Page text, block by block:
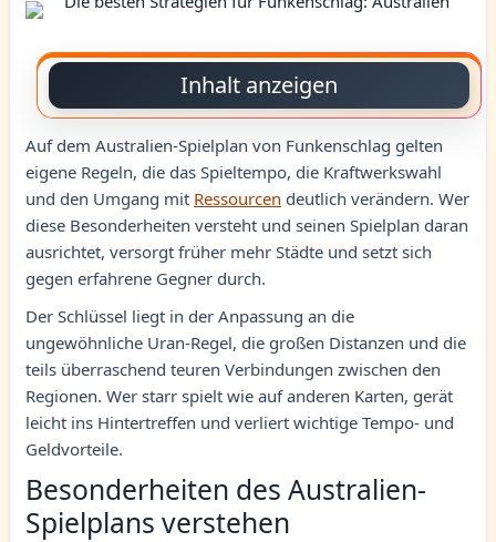
Inhalt anzeigen
Auf dem Australien-Spielplan von Funkenschlag gelten
eigene Regeln, die das Spieltempo, die Kraftwerkswahl
und den Umgang mit Ressourcen deutlich verändern. Wer
diese Besonderheiten versteht und seinen Spielplan daran
ausrichtet, versorgt früher mehr Städte und setzt sich
gegen erfahrene Gegner durch.
Der Schlüssel liegt in der Anpassung an die
ungewöhnliche Uran-Regel, die großen Distanzen und die
teils überraschend teuren Verbindungen zwischen den
Regionen. Wer starr spielt wie auf anderen Karten, gerät
leicht ins Hintertreffen und verliert wichtige Tempo- und
Geldvorteile.
Besonderheiten des Australien-
Spielplans verstehen